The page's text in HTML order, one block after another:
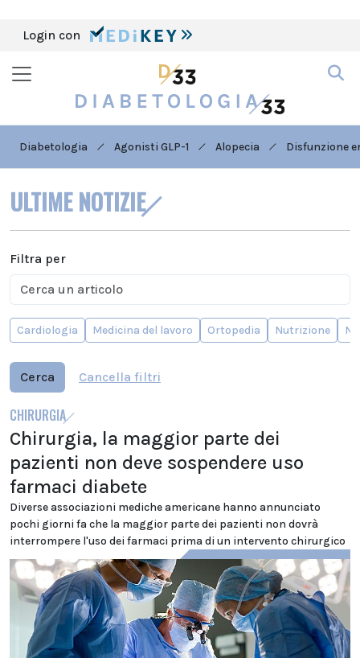
Login con
Diabetologia Agonisti GLP-1 Alopecia Disfunzione
ULTIME NOTIZIE
Filtra per
Cardiologia Medicina del lavoro Ortopedia Nutrizione
Cerca Cancella filtri
CHIRURGIA
Chirurgia, la maggior parte dei
pazienti non deve sospendere uso
farmaci diabete
Diverse associazioni mediche americane hanno annunciato
pochi giorni fa che la maggior parte dei pazienti non dovrà
interrompere l'uso dei farmaci prima di un intervento chirurgico